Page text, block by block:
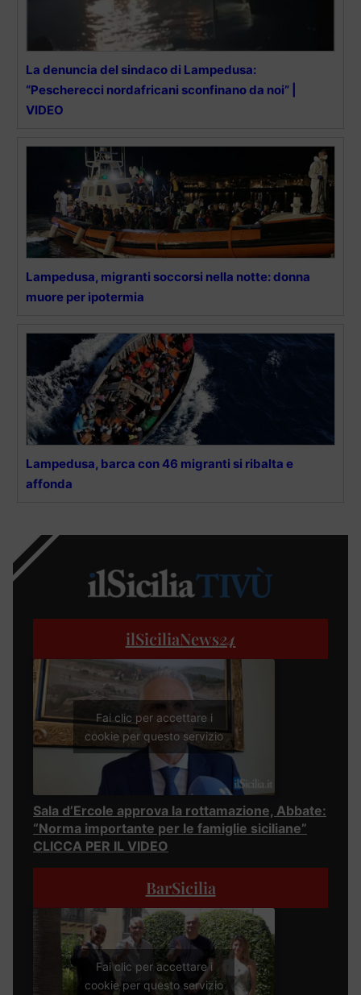
La denuncia del sindaco di Lampedusa:
“Pescherecci nordafricani sconfinano da noi” |
VIDEO
Lampedusa, migranti soccorsi nella notte: donna
muore per ipotermia
Lampedusa, barca con 46 migranti si ribalta e
affonda
ilSiciliaNews24
Fai clic per accettare i
cookie per questo servizio
Sala d’Ercole approva la rottamazione, Abbate:
“Norma importante per le famiglie siciliane”
CLICCA PER IL VIDEO
BarSicilia
Fai clic per accettare i
cookie per questo servizio